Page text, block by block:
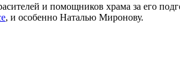
и помощников храма за его
, и особенно Наталью Миронову.